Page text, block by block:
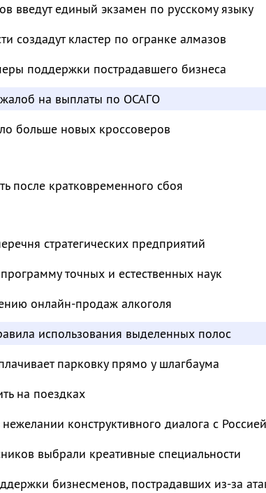
введут единый экзамен по русскому языку
создадут кластер по огранке алмазов
поддержки пострадавшего бизнеса
жалоб на выплаты по ОСАГО
больше новых кроссоверов
после кратковременного сбоя
стратегических предприятий
точных и естественных наук
онлайн-продаж алкоголя
использования выделенных полос
парковку прямо у шлагбаума
на поездках
конструктивного диалога с Россией
выбрали креативные специальности
бизнесменов, пострадавших из-за